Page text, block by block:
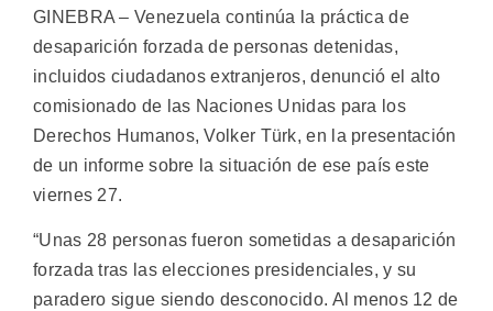
GINEBRA – Venezuela continúa la práctica de
desaparición forzada de personas detenidas,
incluidos ciudadanos extranjeros, denunció el alto
comisionado de las Naciones Unidas para los
Derechos Humanos, Volker Türk, en la presentación
de un informe sobre la situación de ese país este
viernes 27.
“Unas 28 personas fueron sometidas a desaparición
forzada tras las elecciones presidenciales, y su
paradero sigue siendo desconocido. Al menos 12 de